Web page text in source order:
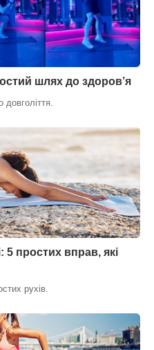
шлях до здоров’я
5 простих вправ, які
рухів.